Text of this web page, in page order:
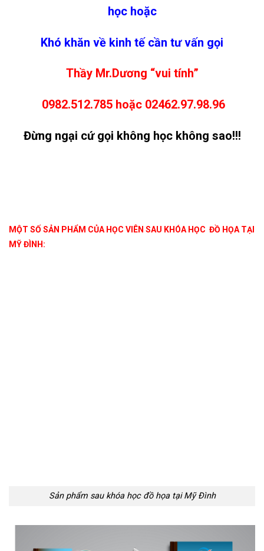
học hoặc
Khó khăn về kinh tế cần tư vấn gọi
Thầy Mr.Dương “vui tính”
0982.512.785 hoặc 02462.97.98.96
Đừng ngại cứ gọi không học không sao!!!